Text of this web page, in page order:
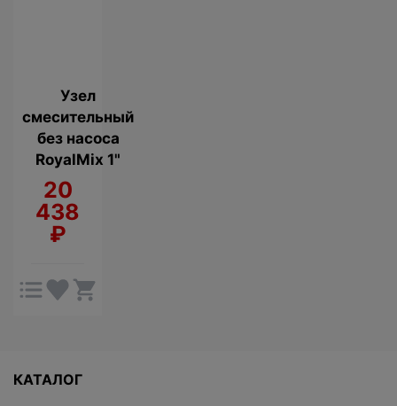
Узел
смесительный
без насоса
RoyalMix 1"
20
438
₽
КАТАЛОГ